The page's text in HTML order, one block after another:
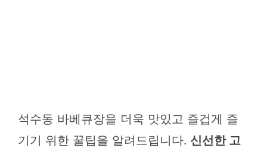
석수동 바베큐장을 더욱 맛있고 즐겁게 즐
기기 위한 꿀팁을 알려드립니다. 신선한 고